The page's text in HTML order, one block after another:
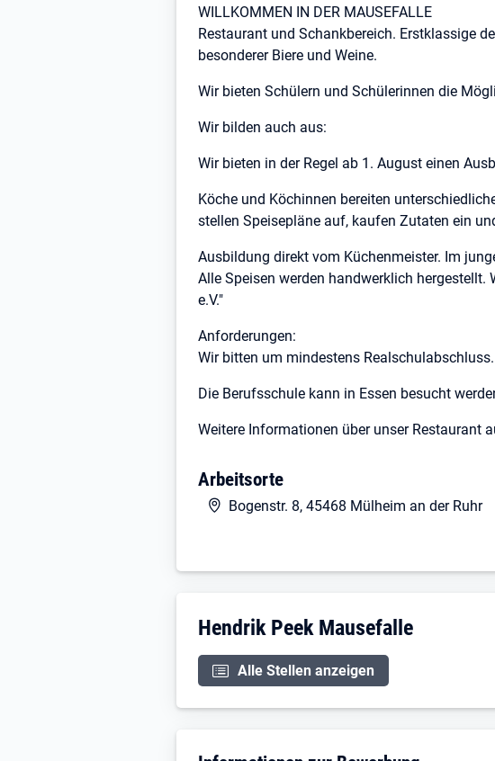
Stellenbeschreibung
WILLKOMMEN IN DER MAUSEFALLE
Restaurant und Schankbereich. Erstklassige
besonderer Biere und Weine.
Wir bieten Schülern und Schülerinnen die
Wir bilden auch aus:
Wir bieten in der Regel ab 1. August einen
Köche und Köchinnen bereiten
stellen Speisepläne auf, kaufen Zutaten ein
Ausbildung direkt vom Küchenmeister. Im
Alle Speisen werden handwerklich hergestellt.
e.V."
Anforderungen:
Wir bitten um mindestens
Die Berufsschule kann in Essen besucht
Weitere Informationen über unser Restaurant
Arbeitsorte
Bogenstr. 8, 45468 Mülheim an der Ruhr
Unternehmensdarstellung:
Hendrik Peek Mausefalle
Alle Stellen anzeigen